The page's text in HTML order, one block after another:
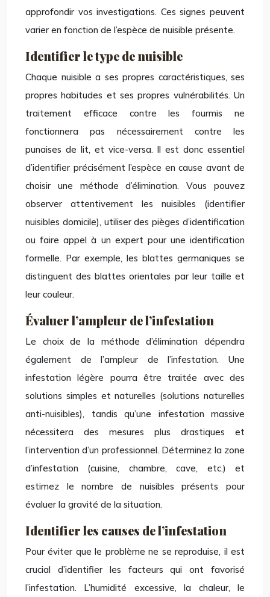
approfondir vos investigations. Ces signes peuvent
varier en fonction de l’espèce de nuisible présente.
Identifier le type de nuisible
Chaque nuisible a ses propres caractéristiques, ses
propres habitudes et ses propres vulnérabilités. Un
traitement efficace contre les fourmis ne
fonctionnera pas nécessairement contre les
punaises de lit, et vice-versa. Il est donc essentiel
d’identifier précisément l’espèce en cause avant de
choisir une méthode d’élimination. Vous pouvez
observer attentivement les nuisibles (identifier
nuisibles domicile), utiliser des pièges d’identification
ou faire appel à un expert pour une identification
formelle. Par exemple, les blattes germaniques se
distinguent des blattes orientales par leur taille et
leur couleur.
Évaluer l’ampleur de l’infestation
Le choix de la méthode d’élimination dépendra
également de l’ampleur de l’infestation. Une
infestation légère pourra être traitée avec des
solutions simples et naturelles (solutions naturelles
anti-nuisibles), tandis qu’une infestation massive
nécessitera des mesures plus drastiques et
l’intervention d’un professionnel. Déterminez la zone
d’infestation (cuisine, chambre, cave, etc.) et
estimez le nombre de nuisibles présents pour
évaluer la gravité de la situation.
Identifier les causes de l’infestation
Pour éviter que le problème ne se reproduise, il est
crucial d’identifier les facteurs qui ont favorisé
l’infestation. L’humidité excessive, la chaleur, le